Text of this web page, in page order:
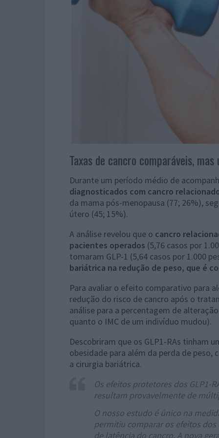
Taxas de cancro comparáveis,
Durante um período médio de
diagnosticados com cancro
da mama pós-menopausa (77; 26%),
útero (45; 15%).
A análise revelou que o cancro
pacientes operados (5,76 casos por
tomaram GLP-1 (5,64 casos por 1.000
bariátrica na redução de peso, que é
Para avaliar o efeito comparativo para
redução do risco de cancro após o
análise para a percentagem de
quanto o IMC de um indivíduo mudou).
Descobriram que os GLP1-RAs tinham
obesidade para além da perda de
a cirurgia bariátrica.
Os efeitos protetores dos GLP1-
resultam provavelmente de
O nosso estudo é único na
permitiu comparar os efeitos dos
de latência do cancro. A nova